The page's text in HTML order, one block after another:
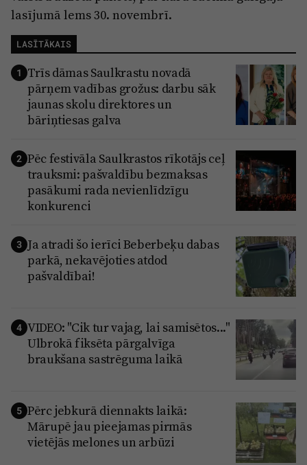
lasījumā lems 30. novembrī.
LASĪTĀKAIS
1 Trīs dāmas Saulkrastu novadā
pārņem vadības grožus: darbu sāk
jaunas skolu direktores un
bāriņtiesas galva
2 Pēc festivāla Saulkrastos rīkotājs ceļ
trauksmi: pašvaldību bezmaksas
pasākumi rada nevienlīdzīgu
konkurenci
3 Ja atradi šo ierīci Beberbeķu dabas
parkā, nekavējoties atdod
pašvaldībai!
4 VIDEO: "Cik tur vajag, lai samisētos..."
Ulbrokā fiksēta pārgalvīga
braukšana sastrēguma laikā
5 Pērc jebkurā diennakts laikā:
Mārupē jau pieejamas pirmās
vietējās melones un arbūzi